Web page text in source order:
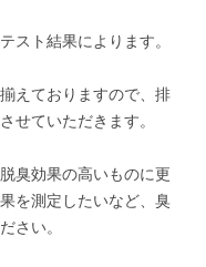
スト結果によります。
えておりますので、排
せていただきます。
臭効果の高いものに更
を測定したいなど、臭
さい。